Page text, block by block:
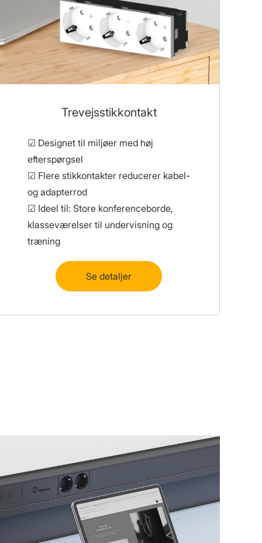
Trevejsstikkontakt
☑ Designet til miljøer med høj
efterspørgsel
☑ Flere stikkontakter reducerer kabel-
og adapterrod
☑ Ideel til: Store konferenceborde,
klasseværelser til undervisning og
træning
Se detaljer